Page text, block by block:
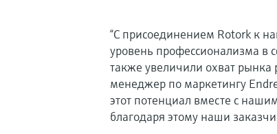
“С присоединением Rotork к
уровень профессионализма в
также увеличили охват
менеджер по маркетингу
этот потенциал вместе с
благодаря этому наши